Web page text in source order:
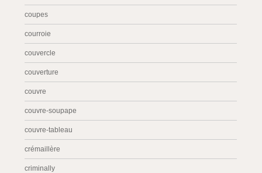
coupes
courroie
couvercle
couverture
couvre
couvre-soupape
couvre-tableau
crémaillère
criminally